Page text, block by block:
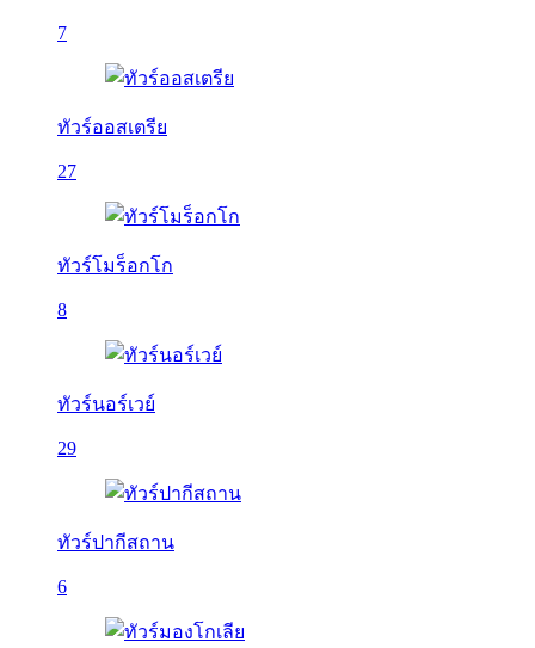
7
ทัวร์ออสเตรีย
27
ทัวร์โมร็อกโก
8
ทัวร์นอร์เวย์
29
ทัวร์ปากีสถาน
6